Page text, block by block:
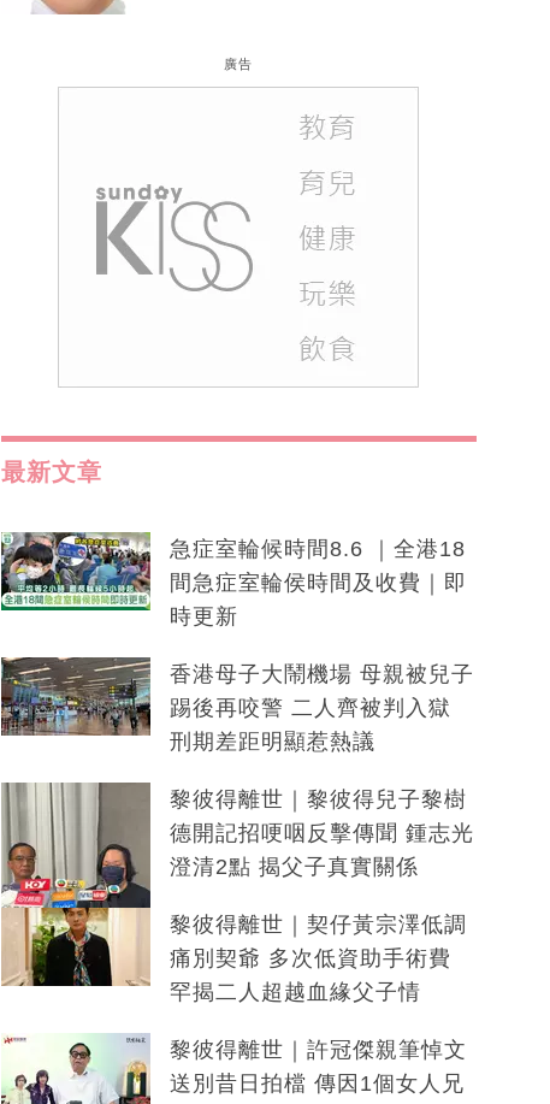
廣告
最新文章
急症室輪候時間8.6 ｜全港18
間急症室輪侯時間及收費｜即
時更新
香港母子大鬧機場 母親被兒子
踢後再咬警 二人齊被判入獄
刑期差距明顯惹熱議
黎彼得離世｜黎彼得兒子黎樹
德開記招哽咽反擊傳聞 鍾志光
澄清2點 揭父子真實關係
黎彼得離世｜契仔黃宗澤低調
痛別契爺 多次低資助手術費
罕揭二人超越血緣父子情
黎彼得離世｜許冠傑親筆悼文
送別昔日拍檔 傳因1個女人兄